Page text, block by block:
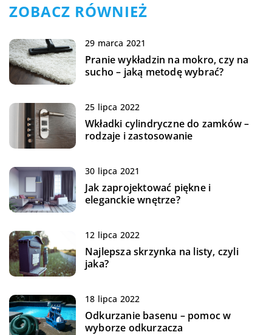
ZOBACZ RÓWNIEŻ
29 marca 2021
Pranie wykładzin na mokro, czy na
sucho – jaką metodę wybrać?
25 lipca 2022
Wkładki cylindryczne do zamków –
rodzaje i zastosowanie
30 lipca 2021
Jak zaprojektować piękne i
eleganckie wnętrze?
12 lipca 2022
Najlepsza skrzynka na listy, czyli
jaka?
18 lipca 2022
Odkurzanie basenu – pomoc w
wyborze odkurzacza